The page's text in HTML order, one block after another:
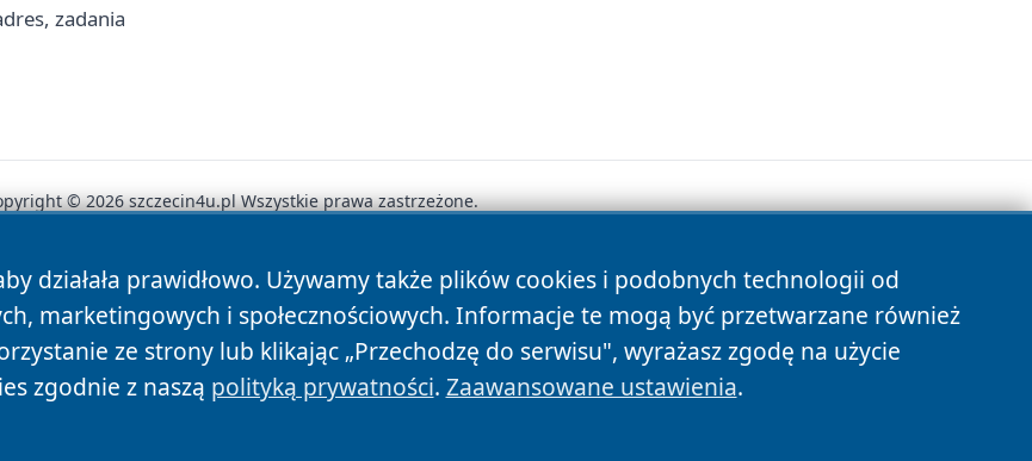
zadania
działała prawidłowo. Używamy także plików cookies i podobnych technologii od
marketingowych i społecznościowych. Informacje te mogą być przetwarzane również
ze strony lub klikając „Przechodzę do serwisu", wyrażasz zgodę na użycie
zgodnie z naszą polityką prywatności. Zaawansowane ustawienia.
© 2026 szczecin4u.pl Wszystkie prawa zastrzeżone.
Autorzy Polityka Prywatności Polityka Cookies